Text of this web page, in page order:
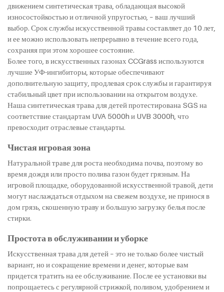
движением синтетическая трава, обладающая высокой
износостойкостью и отличной упругостью, – ваш лучший
выбор. Срок службы искусственной травы составляет до 10 лет,
и ее можно использовать непрерывно в течение всего года,
сохраняя при этом хорошее состояние.
Более того, в искусственных газонах CCGrass используются
лучшие УФ-ингибиторы, которые обеспечивают
дополнительную защиту, продлевая срок службы и гарантируя
стабильный цвет при использовании на открытом воздухе.
Наша синтетическая трава для детей протестирована SGS на
соответствие стандартам UVA 5000h и UVB 3000h, что
превосходит отраслевые стандарты.
Чистая игровая зона
Натуральной траве для роста необходима почва, поэтому во
время дождя или просто полива газон будет грязным. На
игровой площадке, оборудованной искусственной травой, дети
могут наслаждаться отдыхом на свежем воздухе, не принося в
дом грязь, скошенную траву и большую загрузку белья после
стирки.
Простота в обслуживании и уборке
Искусственная трава для детей – это не только более чистый
вариант, но и сокращение времени и денег, которые вам
придется тратить на ее обслуживание. После ее установки вы
попрощаетесь с регулярной стрижкой, поливом, удобрением и